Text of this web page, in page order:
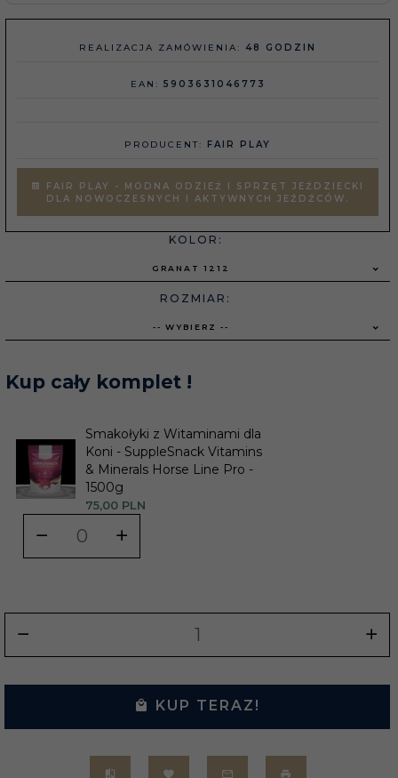
REALIZACJA ZAMÓWIENIA: 48 GODZIN
EAN: 5903631046773
PRODUCENT: FAIR PLAY
FAIR PLAY - MODNA ODZIEŻ I SPRZĘT JEŹDZIECKI
DLA NOWOCZESNYCH I AKTYWNYCH JEŹDŹCÓW.
KOLOR:
GRANAT 1212
ROZMIAR:
-- WYBIERZ --
Kup cały komplet !
Smakołyki z Witaminami dla
Koni - SuppleSnack Vitamins
& Minerals Horse Line Pro -
1500g
75,00 PLN
KUP TERAZ!